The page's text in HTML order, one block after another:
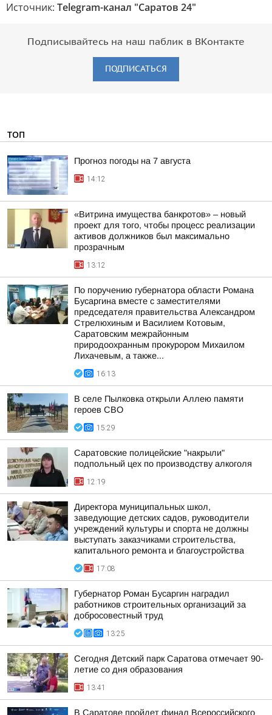
Источник: Telegram-канал "Саратов 24"
Подписывайтесь на наш паблик в ВКонтакте
ПОДПИСАТЬСЯ
ТОП
Прогноз погоды на 7 августа
14:12
«Витрина имущества банкротов» – новый
проект для того, чтобы процесс реализации
активов должников был максимально
прозрачным
13:12
По поручению губернатора области Романа
Бусаргина вместе с заместителями
председателя правительства Александром
Стрелюхиным и Василием Котовым,
Саратовским межрайонным
природоохранным прокурором Михаилом
Лихачевым, а также...
16:13
В селе Пылковка открыли Аллею памяти
героев СВО
15:29
Саратовские полицейские "накрыли"
подпольный цех по производству алкоголя
12:19
Директора муниципальных школ,
заведующие детских садов, руководители
учреждений культуры и спорта не должны
выступать заказчиками строительства,
капитального ремонта и благоустройства
17:08
Губернатор Роман Бусаргин наградил
работников строительных организаций за
добросовестный труд
13:25
Сегодня Детский парк Саратова отмечает 90-
летие со дня образования
13:41
В Саратове пройдет финал Всероссийского